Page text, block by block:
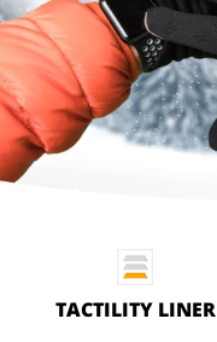
TACTILITY LINER